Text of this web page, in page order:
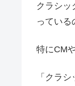
クラシッ
っている
特にCM
「クラ